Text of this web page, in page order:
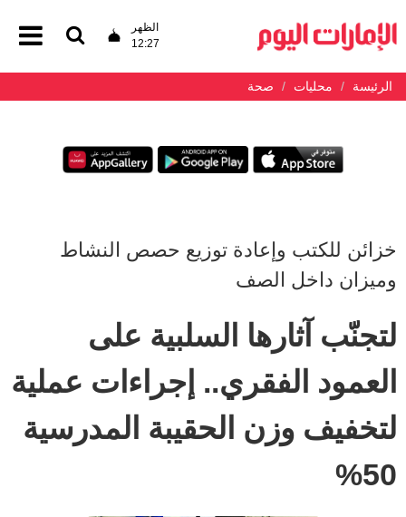
الظهر
12:27
الرئيسة محليات صحة
خزائن للكتب وإعادة توزيع حصص النشاط
وميزان داخل الصف
لتجنّب آثارها السلبية على
العمود الفقري.. إجراءات عملية
لتخفيف وزن الحقيبة المدرسية
50%